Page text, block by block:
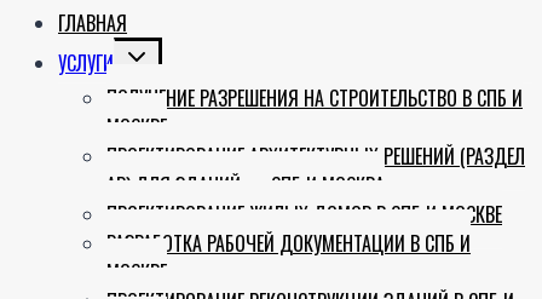
ГЛАВНАЯ
УСЛУГИ TOGGLE
MENU
ПОЛУЧЕНИЕ РАЗРЕШЕНИЯ НА СТРОИТЕЛЬСТВО В СПБ И
МОСКВЕ
ПРОЕКТИРОВАНИЕ АРХИТЕКТУРНЫХ РЕШЕНИЙ (РАЗДЕЛ
АР) ДЛЯ ЗДАНИЙ — СПБ И МОСКВА
ПРОЕКТИРОВАНИЕ ЖИЛЫХ ДОМОВ В СПБ И МОСКВЕ
РАЗРАБОТКА РАБОЧЕЙ ДОКУМЕНТАЦИИ В СПБ И
МОСКВЕ